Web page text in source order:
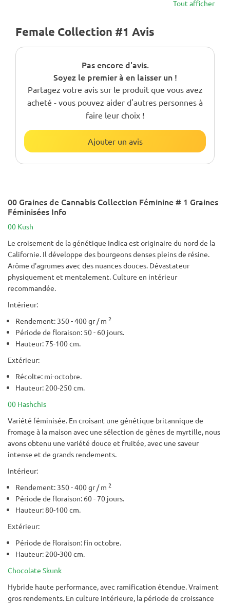
Tout afficher
Female Collection #1 Avis
Pas encore d'avis.
Soyez le premier à en laisser un !
Partagez votre avis sur le produit que vous avez
acheté - vous pouvez aider d'autres personnes à
faire leur choix !
Ajouter un avis
00 Graines de Cannabis Collection Féminine # 1 Graines
Féminisées Info
00 Kush
Le croisement de la génétique Indica est originaire du nord de la
Californie. Il développe des bourgeons denses pleins de résine.
Arôme d'agrumes avec des nuances douces. Dévastateur
physiquement et mentalement. Culture en intérieur
recommandée.
Intérieur:
Rendement: 350 - 400 gr / m 2
Période de floraison: 50 - 60 jours.
Hauteur: 75-100 cm.
Extérieur:
Récolte: mi-octobre.
Hauteur: 200-250 cm.
00 Hashchis
Variété féminisée. En croisant une génétique britannique de
fromage à la maison avec une sélection de gènes de myrtille, nous
avons obtenu une variété douce et fruitée, avec une saveur
intense et de grands rendements.
Intérieur:
Rendement: 350 - 400 gr / m 2
Période de floraison: 60 - 70 jours.
Hauteur: 80-100 cm.
Extérieur:
Période de floraison: fin octobre.
Hauteur: 200-300 cm.
Chocolate Skunk
Hybride haute performance, avec ramification étendue. Vraiment
gros rendements. En culture intérieure, la période de croissance